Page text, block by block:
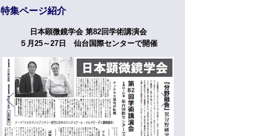
特集ページ紹介
日本顕微鏡学会 第82回学術講演会
５月25～27日 仙台国際センターで開催